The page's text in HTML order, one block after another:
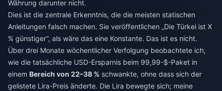
Währung darunter nicht.
Dies ist die zentrale Erkenntnis, die die meisten statischen
Anleitungen falsch machen. Sie veröffentlichen „Die Türkei ist X
% günstiger“, als wäre das eine Konstante. Das ist es nicht.
Über drei Monate wöchentlicher Verfolgung beobachtete ich,
wie die tatsächliche USD-Ersparnis beim 99,99-$-Paket in
einem Bereich von 22–38 % schwankte, ohne dass sich der
gelistete Lira-Preis änderte. Die Lira bewegte sich; meine